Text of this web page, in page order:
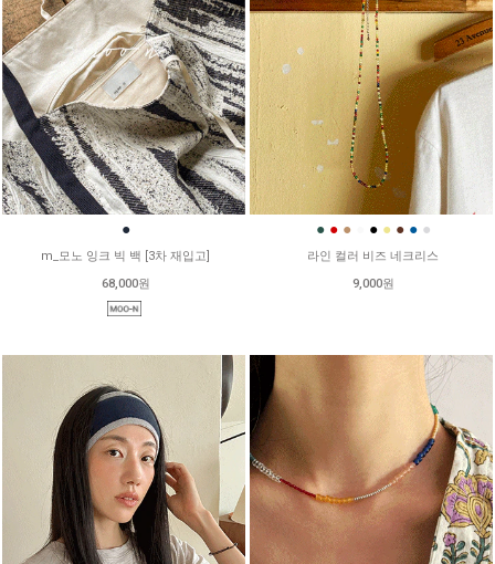
●
m_모노 잉크 빅 백 [3차 재입고]
68,000원
● ● ● ● ● ● ● ●
라인 컬러 비즈 네크리스
9,000원